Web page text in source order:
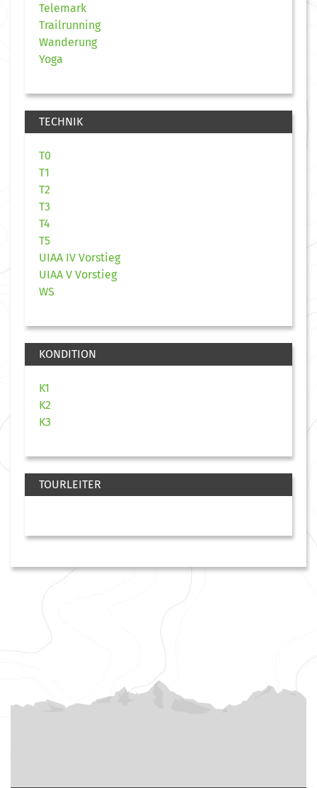
Telemark
Trailrunning
Wanderung
Yoga
TECHNIK
T0
T1
T2
T3
T4
T5
UIAA IV Vorstieg
UIAA V Vorstieg
WS
KONDITION
K1
K2
K3
TOURLEITER